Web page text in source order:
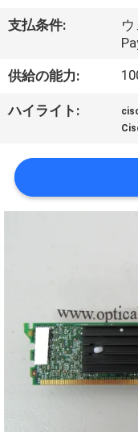
に
つ
い
工
ー
支払条件:
供給の能力:
ハイライト: